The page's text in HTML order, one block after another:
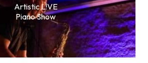
Artistic L!VE
Piano Show